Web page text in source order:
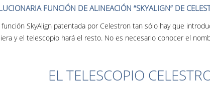
FUNCIÓN DE ALINEACIÓN “SKYALIGN” DE
función SkyAlign patentada por Celestron tan sólo hay que
y el telescopio hará el resto. No es necesario conocer el
EL TELESCOPIO